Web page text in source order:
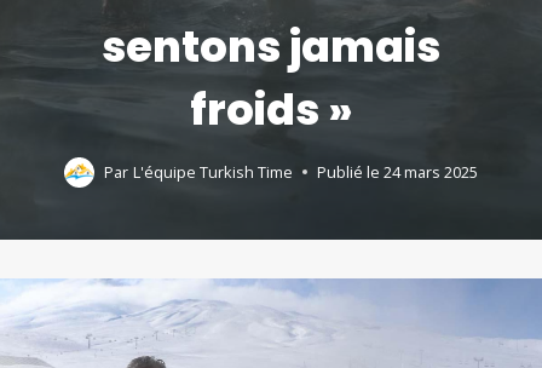
sentons jamais
froids »
Par L'équipe Turkish Time Publié le 24 mars 2025